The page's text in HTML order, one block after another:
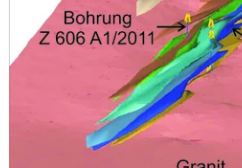
Meter
langen
Bohrkernen